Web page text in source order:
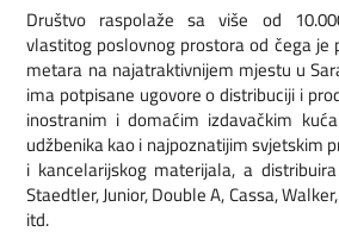
Društvo raspolaže sa više od
vlastitog poslovnog prostora od čega je
metara na najatraktivnijem mjestu u
ima potpisane ugovore o distribuciji i
inostranim i domaćim izdavačkim
udžbenika kao i najpoznatijim svjetskim
i kancelarijskog materijala, a
Staedtler, Junior, Double A, Cassa,
itd.